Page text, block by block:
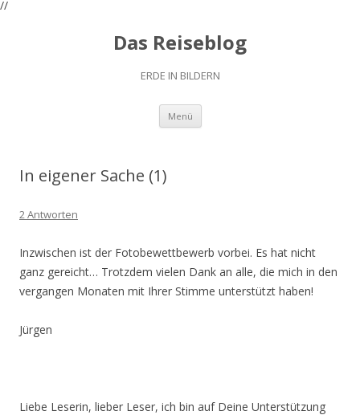
//
Das Reiseblog
ERDE IN BILDERN
Menü Zum
springen
In eigener Sache (1)
2 Antworten
Inzwischen ist der Fotobewettbewerb vorbei. Es hat nicht
ganz gereicht… Trotzdem vielen Dank an alle, die mich in den
vergangen Monaten mit Ihrer Stimme unterstützt haben!
Jürgen
Liebe Leserin, lieber Leser, ich bin auf Deine Unterstützung